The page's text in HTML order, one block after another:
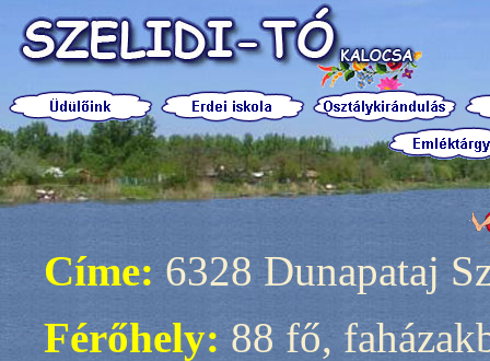
Címe:6328 Dunapataj
Férőhely: 88 fő,